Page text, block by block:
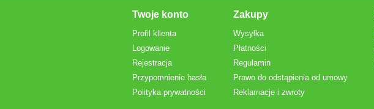
Twoje konto
Profil klienta
Logowanie
Rejestracja
Przypomnienie hasła
Polityka prywatności
Zakupy
Wysyłka
Płatności
Regulamin
Prawo do odstąpienia od umowy
Reklamacje i zwroty